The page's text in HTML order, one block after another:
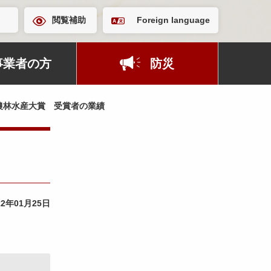
閲覧補助 Foreign language
業者の方 防災
林水産大賞 受賞者の業績
年01月25日